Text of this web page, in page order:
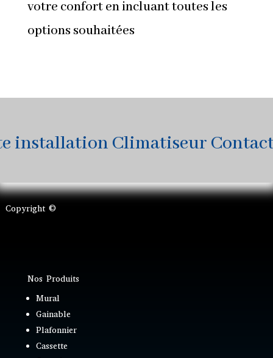
votre confort en incluant toutes les
options souhaitées
Climatiseur
Copyright ©
Nos Produits
Mural
Gainable
Plafonnier
Cassette